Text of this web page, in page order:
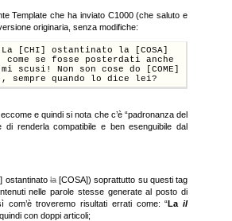
Template che ha inviato C1000 (che saluto e
originaria, senza modifiche:
[CHI] ostantinato la [COSA]
come se fosse posterdati anche
scusi! Non son cose do [COME]
sempre quando lo dice lei?
e quindi si nota che c’è “padronanza del
renderla compatibile e ben esenguibile dal
ostantinatola[COSA]) soprattutto su questi tag
nelle parole stesse generate al posto di
troveremo risultati errati come: “La il
con doppi articoli;